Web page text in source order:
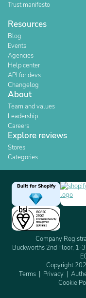
Trust manifesto
Resources
Blog
Events
Agencies
Help center
API for devs
Changelog
About
Team and values
Leadership
Careers
Explore reviews
Stores
Categories
Built for Shopify
Company
Buckworths 2nd Floor, 1-
Copyright
Terms
Privacy
Cookie